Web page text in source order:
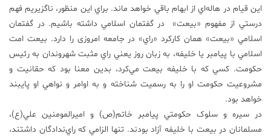
این قيام در هاله‌اي از ابهام باقي خواهد ماند. براي اين منظور، ناگزيريم فهم
درستي از مفهوم «بيعت‌» در گفتمان اسلامي داشته باشيم. در گفتمان
اسلامي «بيعت» همان كاركرد «راي» در جامعه امروزی را دارد. بيعت امت
اسلامي با پيامبر يا خليفه، به زبان روز يعني راي مثبت شهروندان به رئيس
حكومت. كسي كه با خليفه بيعت مي‌كرد، بدين معنا بود كه حقانيت و
مشروعيت حكومت او را به رسميت ‌شناخته و به اوامر و نواهي‌ او پايبند
خواهد بود.
در سیره و سلوک حكومتي پيامبر خاتم(ص) و امیرالمومنین علي(ع)،
مسلمانان در بيعت با خليفه آزاد بودند. تنها الزامي كه راي‌ندادگان داشتند،